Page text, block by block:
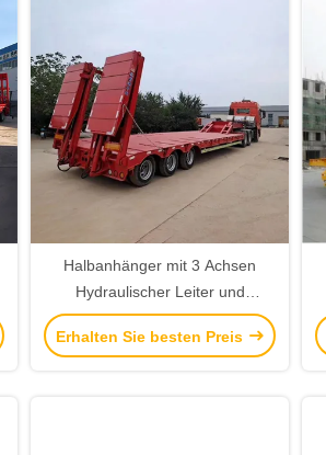
Halbanhänger mit 3 Achsen
Hydraulischer Leiter und
automatischen Rampen 40T-
100T Lastkapazität in Südafrika
Erhalten Sie besten Preis